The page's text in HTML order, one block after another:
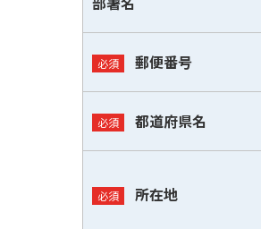
郵便番号
都道府県名
所在地